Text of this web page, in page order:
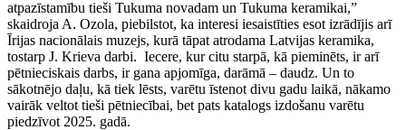
atpazīstamību tieši Tukuma novadam un Tukuma keramikai,”
skaidroja A. Ozola, piebilstot, ka interesi iesaistīties esot izrādījis arī
Īrijas nacionālais muzejs, kurā tāpat atrodama Latvijas keramika,
tostarp J. Krieva darbi. Iecere, kur citu starpā, kā pieminēts, ir arī
pētnieciskais darbs, ir gana apjomīga, darāmā – daudz. Un to
sākotnējo daļu, kā tiek lēsts, varētu īstenot divu gadu laikā, nākamo
vairāk veltot tieši pētniecībai, bet pats katalogs izdošanu varētu
piedzīvot 2025. gadā.